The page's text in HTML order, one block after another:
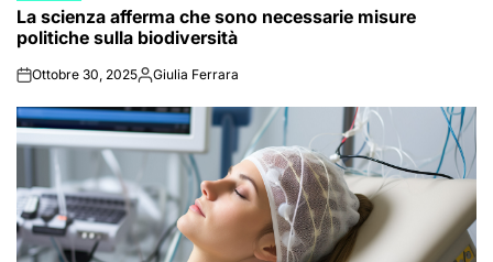
IN
La scienza afferma che sono necessarie misure
politiche sulla biodiversità
onOttobre 30, 2025Posted
Giulia Ferrara